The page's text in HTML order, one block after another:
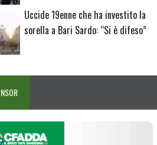
Uccide 19enne che ha investito la
sorella a Bari Sardo: “Si è difeso”